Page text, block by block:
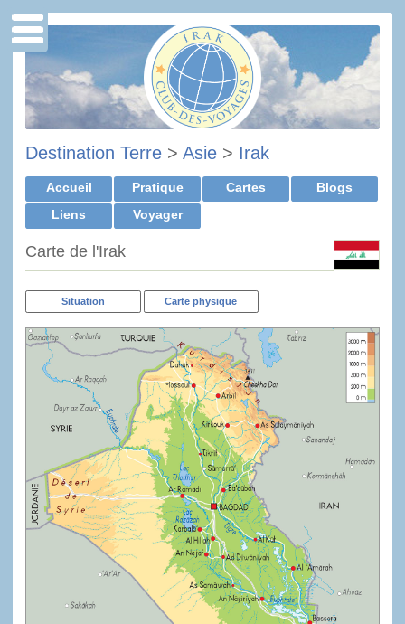
Destination Terre > Asie > Irak
Accueil Pratique Cartes
Blogs
Liens
Voyager
Carte de l'Irak
Situation Carte physique